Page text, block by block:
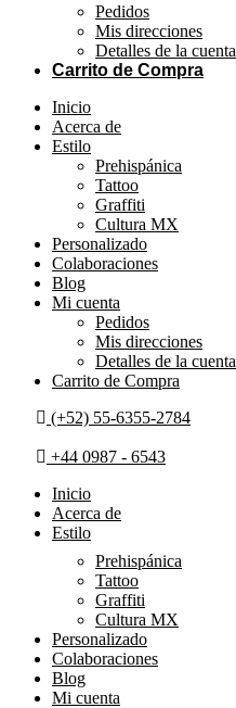
Pedidos
Mis direcciones
Detalles de la cuenta
Carrito de Compra
Inicio
Acerca de
Estilo
Prehispánica
Tattoo
Graffiti
Cultura MX
Personalizado
Colaboraciones
Blog
Mi cuenta
Pedidos
Mis direcciones
Detalles de la cuenta
Carrito de Compra
(+52) 55-6355-2784
+44 0987 - 6543
Inicio
Acerca de
Estilo
Prehispánica
Tattoo
Graffiti
Cultura MX
Personalizado
Colaboraciones
Blog
Mi cuenta